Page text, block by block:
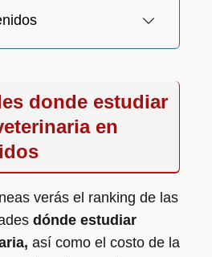
donde estudiar
en
verás el ranking de las
dónde estudiar
así como el costo de la